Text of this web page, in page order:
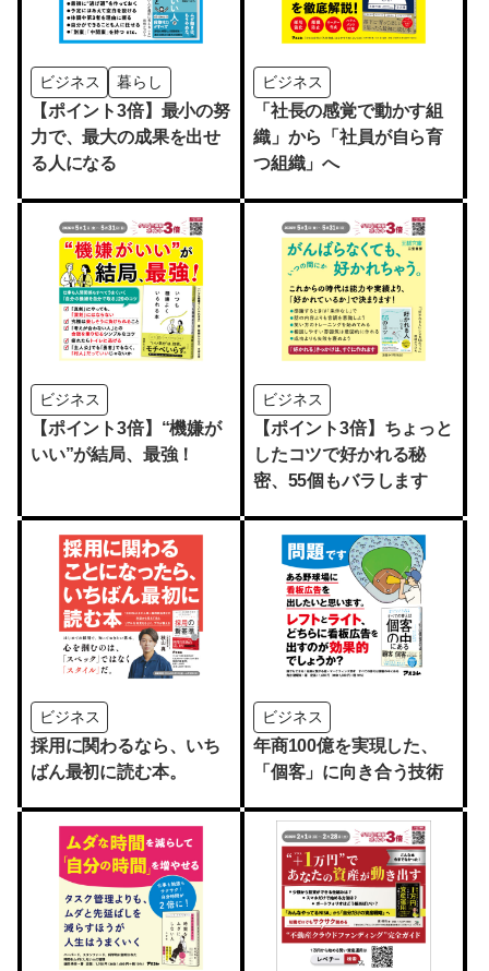
ビジネス 暮らし
【ポイント3倍】最小の努
力で、最大の成果を出せ
る人になる
ビジネス
「社長の感覚で動かす組
織」から「社員が自ら育
つ組織」へ
ビジネス
【ポイント3倍】“機嫌が
いい”が結局、最強！
ビジネス
【ポイント3倍】ちょっと
したコツで好かれる秘
密、55個もバラします
ビジネス
採用に関わるなら、いち
ばん最初に読む本。
ビジネス
年商100億を実現した、
「個客」に向き合う技術